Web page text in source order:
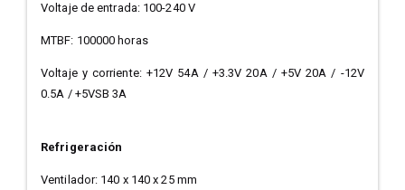
Voltaje de entrada: 100-240 V
MTBF: 100000 horas
Voltaje y corriente: +12V 54A / +3.3V 20A / +5V 20A / -12V
0.5A / +5VSB 3A
Refrigeración
Ventilador: 140 x 140 x 25 mm